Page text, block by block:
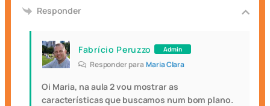
Responder
Fabrício Peruzzo Admin
Responder paraMaria Clara
Oi Maria, na aula 2 vou mostrar as
características que buscamos num bom plano.